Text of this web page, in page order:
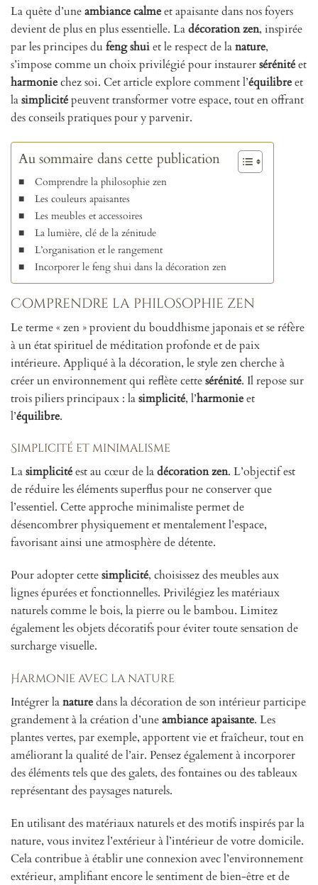
La quête d’uneambiance calmeet apaisante dans nos foyers
devient de plus en plus essentielle. Ladécoration zen, inspirée
par les principes du feng shuiet le respect de lanature,
s’impose comme un choix privilégié pour instaurersérénitéet
harmoniechez soi. Cet article explore comment l’équilibreet
lasimplicitépeuvent transformer votre espace, tout en offrant
des conseils pratiques pour y parvenir.
Au sommaire dans cette publication
Comprendre la philosophie zen
Les couleurs apaisantes
Les meubles et accessoires
La lumière, clé de la zénitude
L’organisation et le rangement
Incorporer le feng shui dans la décoration zen
Comprendre la philosophie zen
Le terme « zen » provient du bouddhisme japonais et se réfère
à un état spirituel de méditation profonde et de paix
intérieure. Appliqué à la décoration, le style zen cherche à
créer un environnement qui reflète cettesérénité. Il repose sur
trois piliers principaux : lasimplicité, l’harmonieet
l’équilibre.
Simplicité et minimalisme
Lasimplicitéest au cœur de ladécoration zen. L’objectif est
de réduire les éléments superflus pour ne conserver que
l’essentiel. Cette approche minimaliste permet de
désencombrer physiquement et mentalement l’espace,
favorisant ainsi une atmosphère de détente.
Pour adopter cettesimplicité, choisissez des meubles aux
lignes épurées et fonctionnelles. Privilégiez les matériaux
naturels comme le bois, la pierre ou le bambou. Limitez
également les objets décoratifs pour éviter toute sensation de
surcharge visuelle.
Harmonie avec la nature
Intégrer lanaturedans la décoration de son intérieur participe
grandement à la création d’uneambiance apaisante. Les
plantes vertes, par exemple, apportent vie et fraîcheur, tout en
améliorant la qualité de l’air. Pensez également à incorporer
des éléments tels que des galets, des fontaines ou des tableaux
représentant des paysages naturels.
En utilisant des matériaux naturels et des motifs inspirés par la
nature, vous invitez l’extérieur à l’intérieur de votre domicile.
Cela contribue à établir une connexion avec l’environnement
extérieur, amplifiant encore le sentiment de bien-être et de